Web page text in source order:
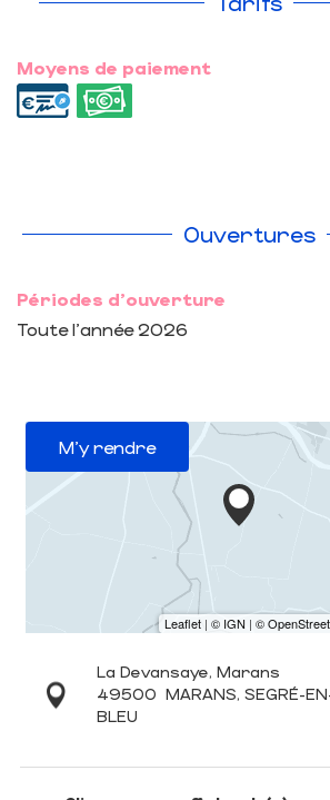
Moyens de paiement
Ouvertures
Périodes d'ouverture
Toute l'année 2026
M'y rendre
La Devansaye, Marans
49500 MARANS, SEGRÉ-
BLEU